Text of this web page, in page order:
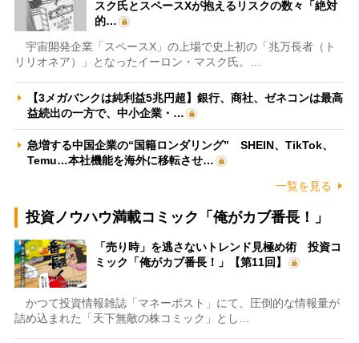
スク氏とスペースXが抱えるリスクの数々「絶対
的…
宇宙開発企業「スペースX」の上場で史上初の「兆万長者（ト
リリオネア）」となったイーロン・マスク氏。…
【3メガバンクは純利益5兆円超】銀行、商社、ゼネコンは最高
益続出の一方で、中小企業・…
急増する中国企業の“国籍ロンダリング” SHEIN、TikTok、
Temu…本社機能を海外に移転させ…
一覧を見る
投資ノウハウ満載コミック「俺がカブ番長！」
「売り時」を逃さないトレンド見極め術 投資コ
ミック「俺がカブ番長！」【第11回】
かつて投資情報雑誌「マネーポスト」にて、圧倒的な情報量が
詰め込まれた「天下無敵の株コミック」とし…